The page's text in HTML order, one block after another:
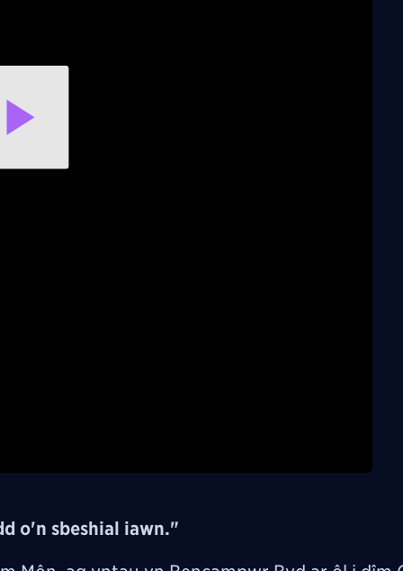
Play
o'n sbeshial iawn."